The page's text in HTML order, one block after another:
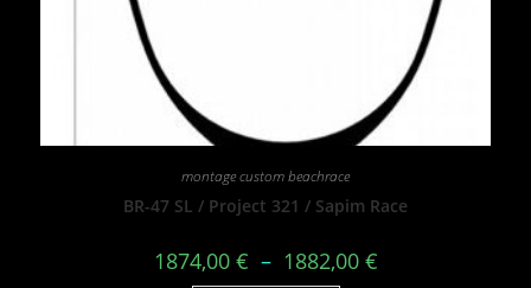
montage custom beachrace
BR-47 SL / Project 321 / Sapim Race
1874,00 € – 1882,00 €